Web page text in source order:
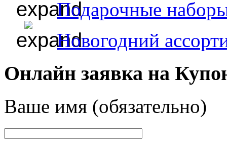
Подарочные
Новогодний
Онлайн заявка на
Ваше имя (обязательно)